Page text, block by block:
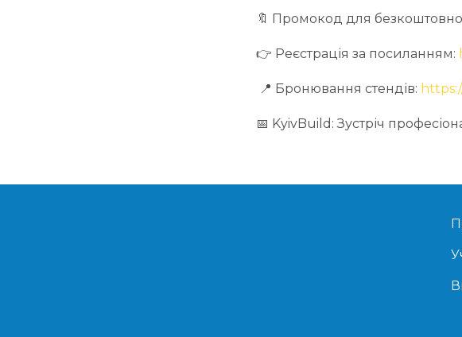
🔖 Промокод для безкоштовної
👉 Реєстрація за посиланням:
📍 Бронювання стендів:
📅 KyivBuild: Зустріч